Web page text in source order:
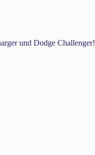
und Dodge Challenger!